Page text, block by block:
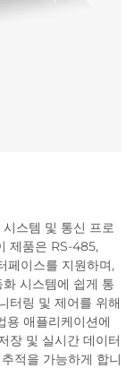
스템 및 통신 프로
제품은 RS-485,
페이스를 지원하며,
시스템에 쉽게 통
터링 및 제어를 위해
용 애플리케이션에
장 및 실시간 데이터
적을 가능하게 합니